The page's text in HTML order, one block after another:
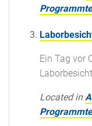
Ein Tag vor
Located in